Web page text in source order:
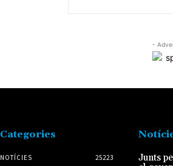
-
Categories
NOTÍCIES 25223
Junts